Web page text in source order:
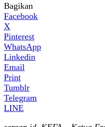
Bagikan
Facebook
X
Pinterest
WhatsApp
Linkedin
Email
Print
Tumblr
Telegram
LINE